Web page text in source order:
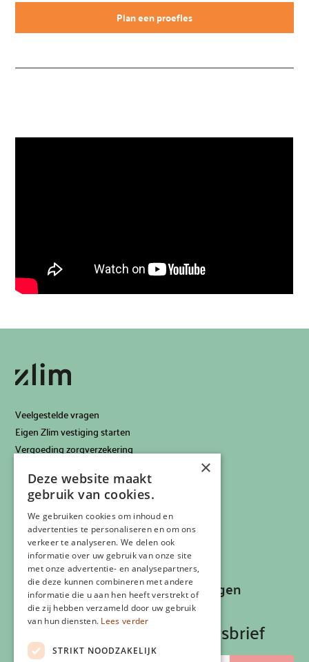
Plan een proefles
Veelgestelde vragen
Eigen Zlim vestiging starten
Vergoeding zorgverzekering
Privacyverklaring
Cookiebeleid
Klachtenregeling
Algemene voorwaarden
Contactgegevens
Recepten, inspiratie en aanbiedingen
ontvangen?
Schrijf je in op onze nieuwsbrief
×
Deze website maakt
gebruik van cookies.
We gebruiken cookies om inhoud en
advertenties te personaliseren en om ons
verkeer te analyseren. We delen ook
informatie over uw gebruik van onze site
met onze advertentie- en analysepartners,
die deze kunnen combineren met andere
informatie die u aan hen heeft verstrekt of
die zij hebben verzameld door uw gebruik
van hun diensten. Lees verder
STRIKT NOODZAKELIJK